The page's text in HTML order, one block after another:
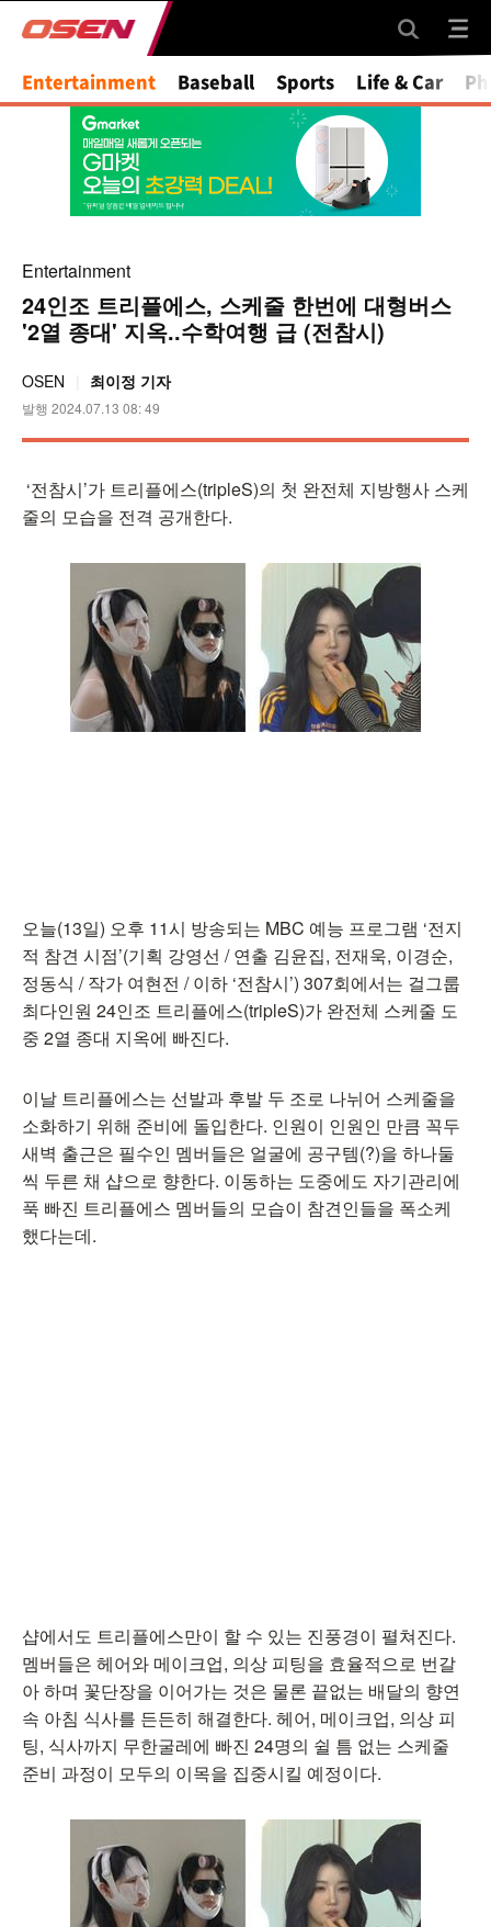
Mute
Entertainment Baseball Sports Life & Car
Entertainment
24인조 트리플에스, 스케줄 한번에 대형버스
'2열 종대' 지옥..수학여행 급 (전참시)
OSEN 최이정 기자
발행 2024.07.13 08: 49
‘전참시’가 트리플에스(tripleS)의 첫 완전체 지방행사 스케
줄의 모습을 전격 공개한다.
오늘(13일) 오후 11시 방송되는 MBC 예능 프로그램 ‘전지
적 참견 시점’(기획 강영선 / 연출 김윤집, 전재욱, 이경순,
정동식 / 작가 여현전 / 이하 ‘전참시’) 307회에서는 걸그룹
최다인원 24인조 트리플에스(tripleS)가 완전체 스케줄 도
중 2열 종대 지옥에 빠진다.
이날 트리플에스는 선발과 후발 두 조로 나뉘어 스케줄을
소화하기 위해 준비에 돌입한다. 인원이 인원인 만큼 꼭두
새벽 출근은 필수인 멤버들은 얼굴에 공구템(?)을 하나둘
씩 두른 채 샵으로 향한다. 이동하는 도중에도 자기관리에
푹 빠진 트리플에스 멤버들의 모습이 참견인들을 폭소케
했다는데.
샵에서도 트리플에스만이 할 수 있는 진풍경이 펼쳐진다.
멤버들은 헤어와 메이크업, 의상 피팅을 효율적으로 번갈
아 하며 꽃단장을 이어가는 것은 물론 끝없는 배달의 향연
속 아침 식사를 든든히 해결한다. 헤어, 메이크업, 의상 피
팅, 식사까지 무한굴레에 빠진 24명의 쉴 틈 없는 스케줄
준비 과정이 모두의 이목을 집중시킬 예정이다.